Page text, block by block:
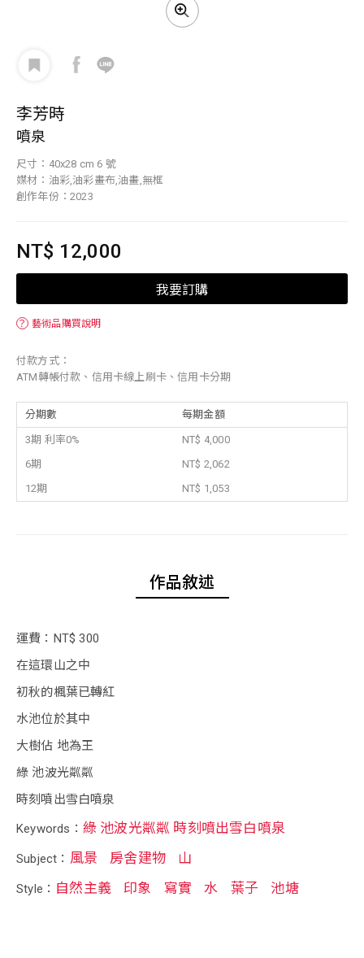
李芳時
噴泉
尺寸：40x28 cm 6 號
媒材：油彩,油彩畫布,油畫,無框
創作年份：2023
NT$ 12,000
我要訂購
？ 藝術品購買說明
付款方式：
ATM轉帳付款、信用卡線上刷卡、信用卡分期
分期數 每期金額
3期 利率0%
NT$ 4,000
6期
NT$ 2,062
12期
NT$ 1,053
作品敘述
運費：NT$ 300
在這環山之中
初秋的楓葉已轉紅
水池位於其中
大樹佔 地為王
綠 池波光粼粼
時刻噴出雪白噴泉
Keywords： 綠 池波光粼粼 時刻噴出雪白噴泉
Subject： 風景 房舍建物 山
Style： 自然主義 印象 寫實 水 葉子 池塘